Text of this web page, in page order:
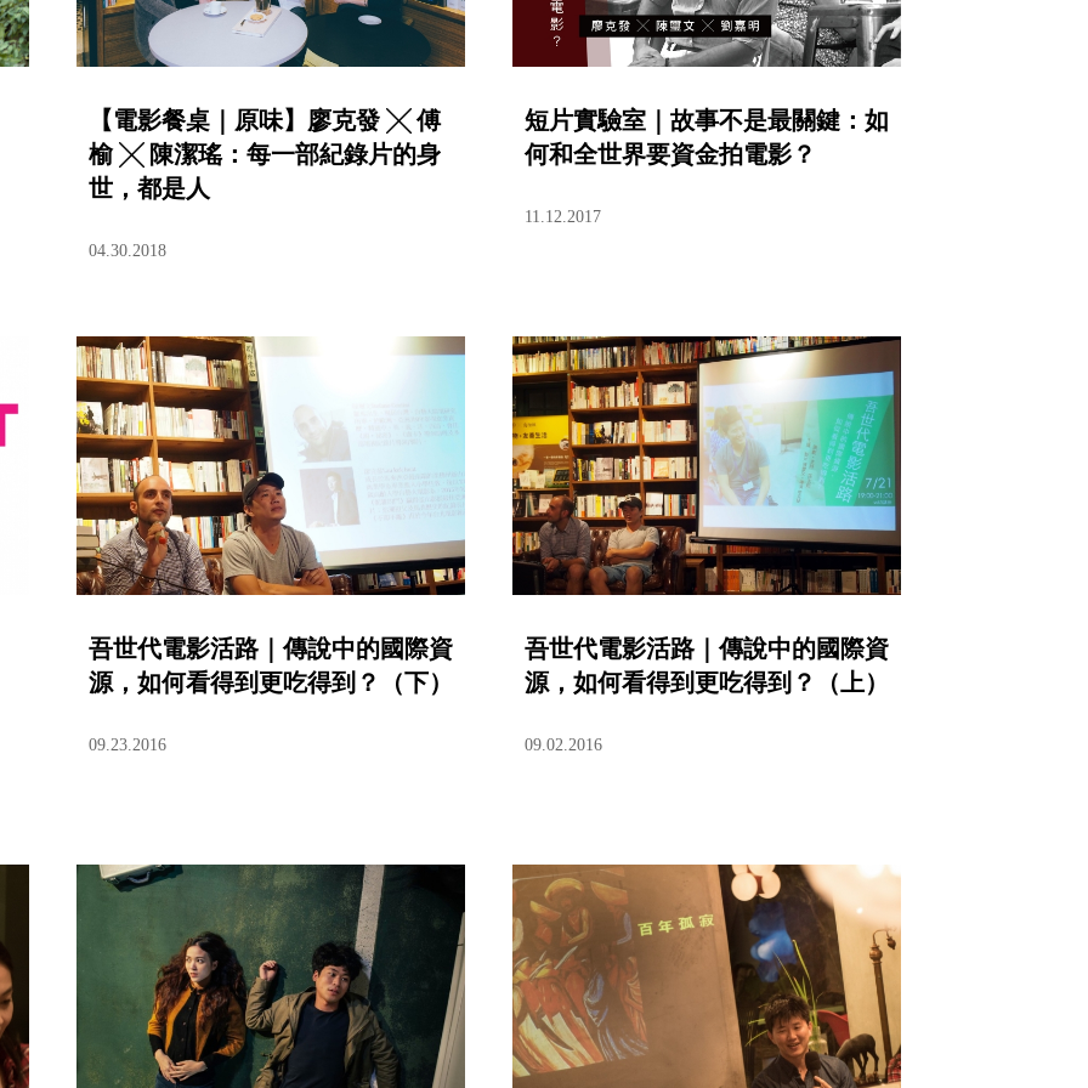
【電影餐桌｜原味】廖克發 ╳ 傅
榆 ╳ 陳潔瑤：每一部紀錄片的身
世，都是人
04.30.2018
短片實驗室｜故事不是最關鍵：如
何和全世界要資金拍電影？
11.12.2017
吾世代電影活路｜傳說中的國際資
源，如何看得到更吃得到？（下）
09.23.2016
吾世代電影活路｜傳說中的國際資
源，如何看得到更吃得到？（上）
09.02.2016